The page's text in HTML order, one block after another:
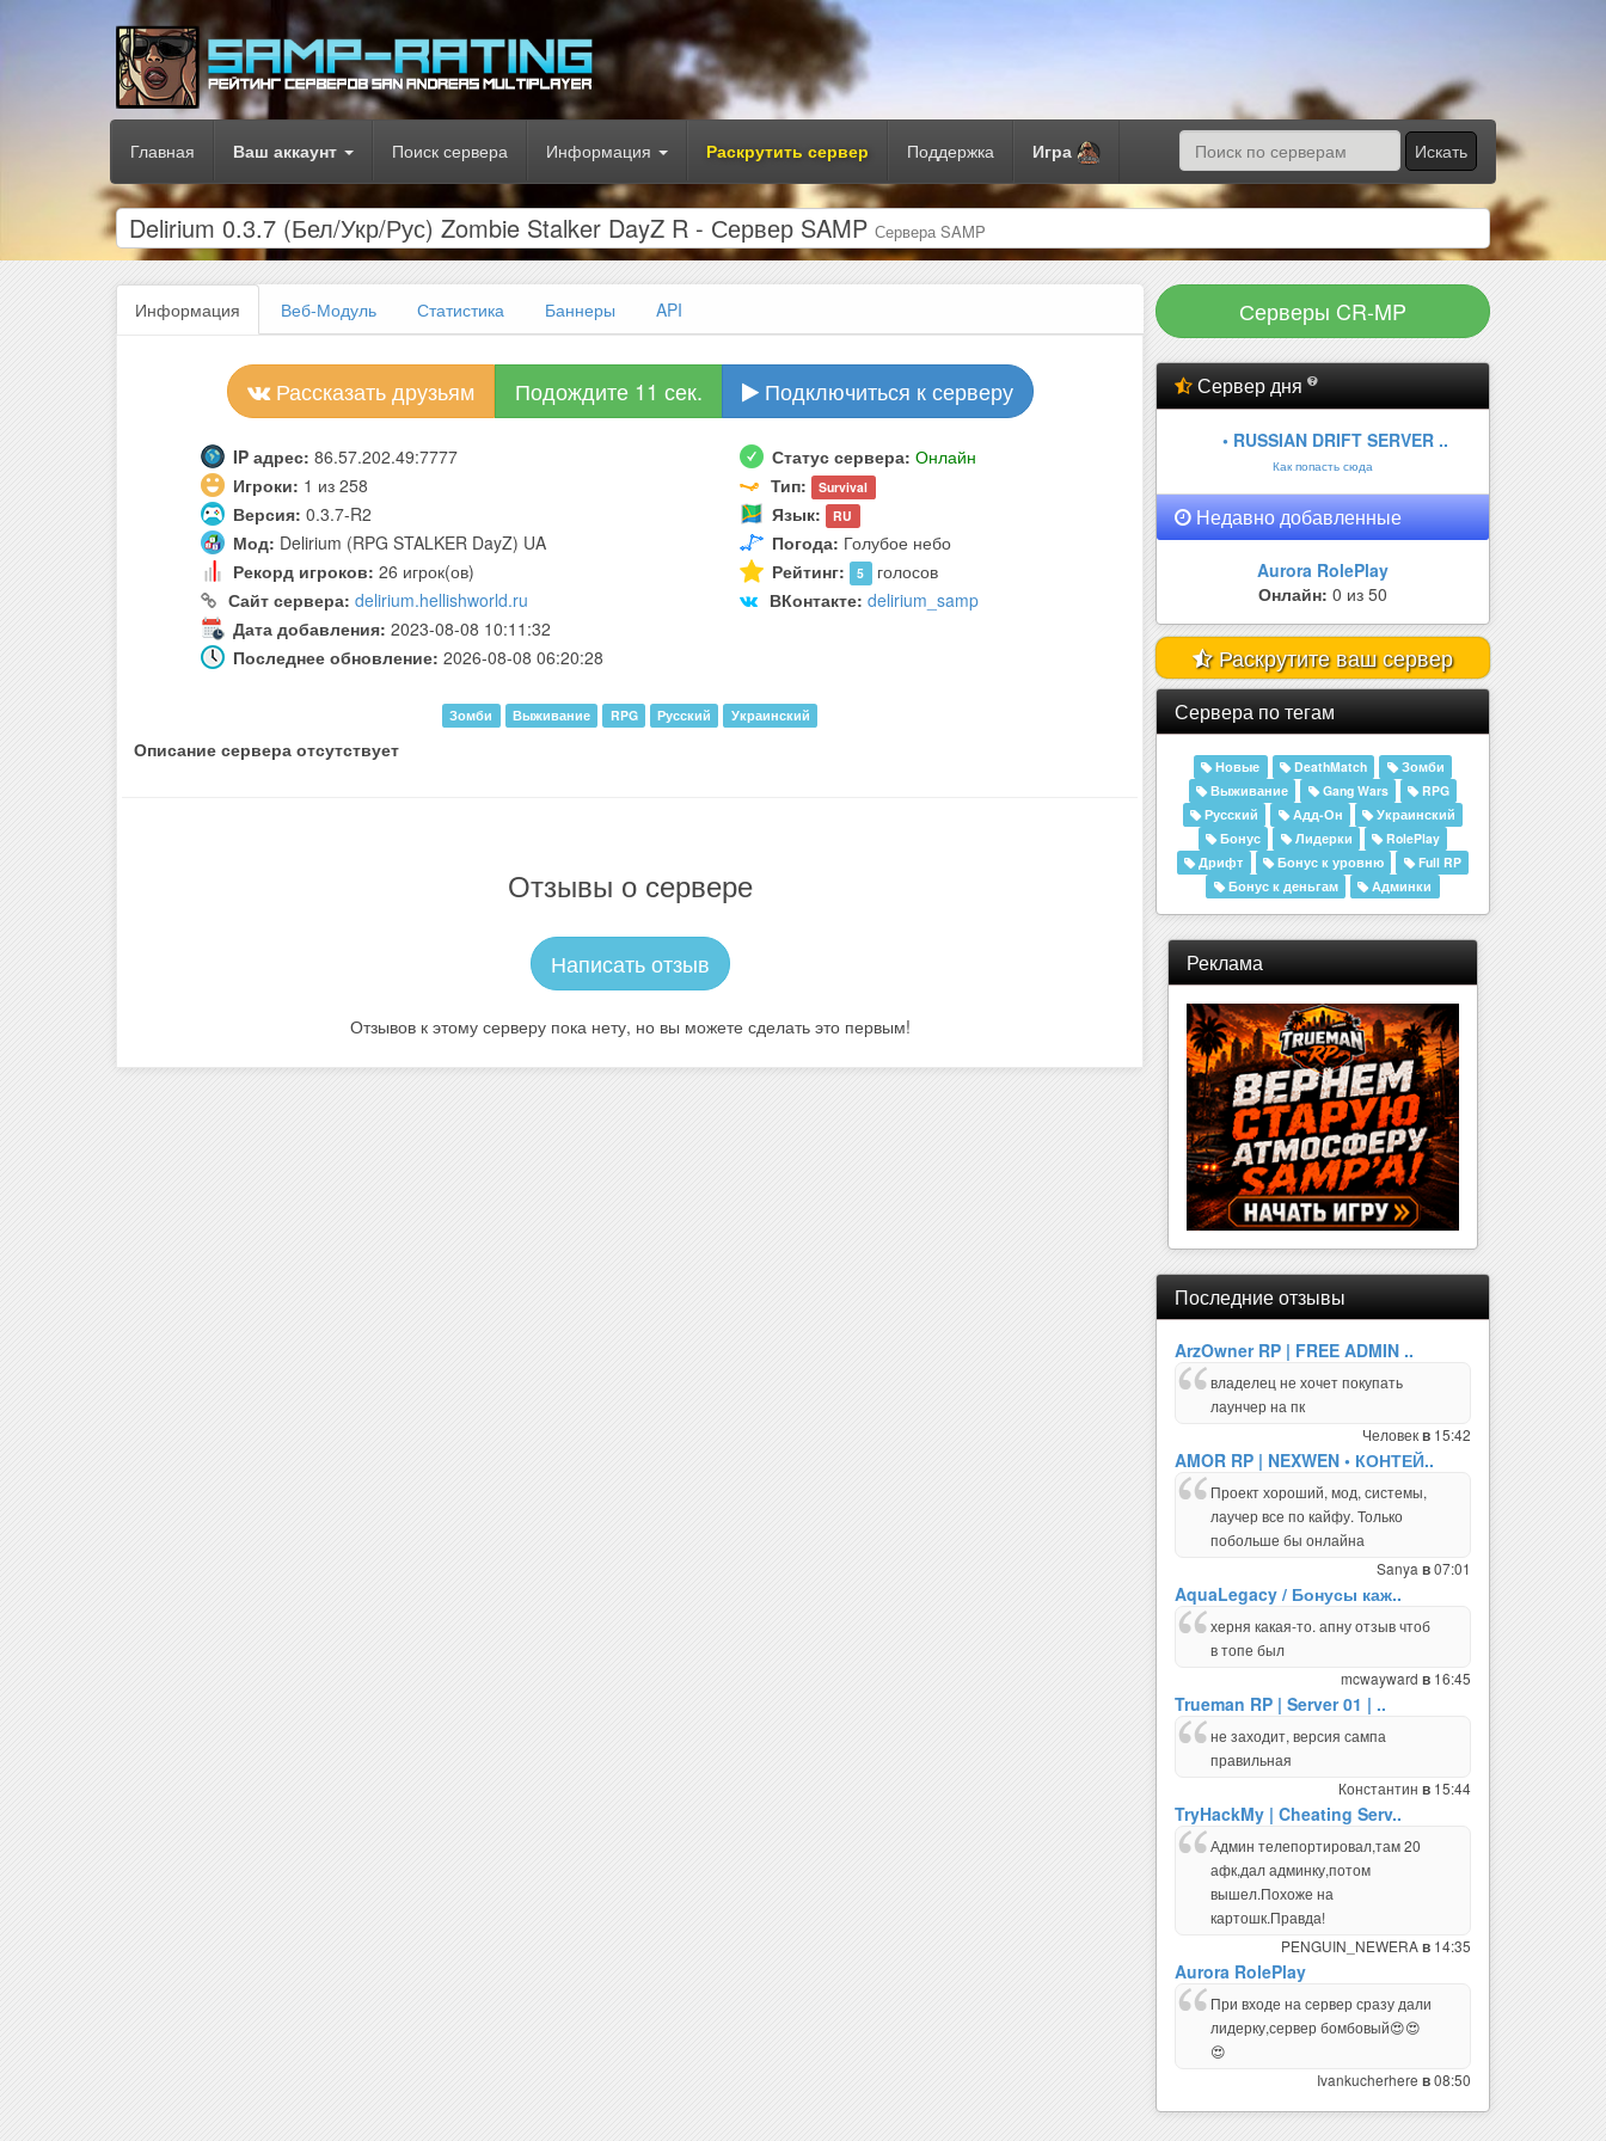
Главная Ваш аккаунт Поиск сервера Информация Раскрутить сервер Поддержка Игра Искать
Delirium 0.3.7 (Бел/Укр/Рус) Zombie Stalker DayZ R - Сервер SAMP Сервера SAMP
Информация Веб-Модуль Статистика Баннеры API
Рассказать друзьям Подождите 10 сек. Подключиться к серверу
IP адрес: 86.57.202.49:7777 Статус сервера: Онлайн
Игроки: 1 из 258 Тип: Survival
Версия: 0.3.7-R2 Язык: RU
Мод: Delirium (RPG STALKER DayZ) UA Погода: Голубое небо
Рекорд игроков: 26 игрок(ов) Рейтинг: 5 голосов
Сайт сервера: delirium.hellishworld.ru ВКонтакте: delirium_samp
Дата добавления: 2023-08-08 10:11:32
Последнее обновление: 2026-08-08 06:20:28
Зомби Выживание RPG Русский Украинский
Описание сервера отсутствует
Отзывы о сервере
Написать отзыв
Отзывов к этому серверу пока нету, но вы можете сделать это первым!
Серверы CR-MP
Сервер дня
• RUSSIAN DRIFT SERVER ..
Как попасть сюда
Недавно добавленные
Trueman RP | Server 01 | TRUEM..
Онлайн:944 из 1000
Раскрутите ваш сервер
Сервера по тегам
Новые DeathMatch
Зомби
Выживание
Gang Wars
RPG
Русский
Адд-Он
Украинский
Бонус
Лидерки
RolePlay
Дрифт
Бонус к уровню
Full RP
Бонус к деньгам
Админки
Реклама
Последние отзывы
ArzOwner RP | FREE ADMIN ..
владелец не хочет покупать
лаунчер на пк
Человекв 15:42
AMOR RP | NEXWEN • КОНТЕЙ..
Проект хороший, мод, системы,
лаучер все по кайфу. Только
побольше бы онлайна
Sanya в07:01
AquaLegacy / Бонусы каж..
херня какая-то. апну отзыв чтоб
в топе был
mcwayward в 16:45
Trueman RP | Server 01 | ..
не заходит, версия сампа
правильная
Константин в 15:44
TryHackMy | Cheating Serv..
Админ телепортировал,там 20
афк,дал админку,потом
вышел.Похоже на
картошк.Правда!
PENGUIN_NEWERAв 14:35
Aurora RolePlay
При входе на сервер сразу дали
лидерку,сервер бомбовый😍😍
😍
Ivankucherhere в08:50